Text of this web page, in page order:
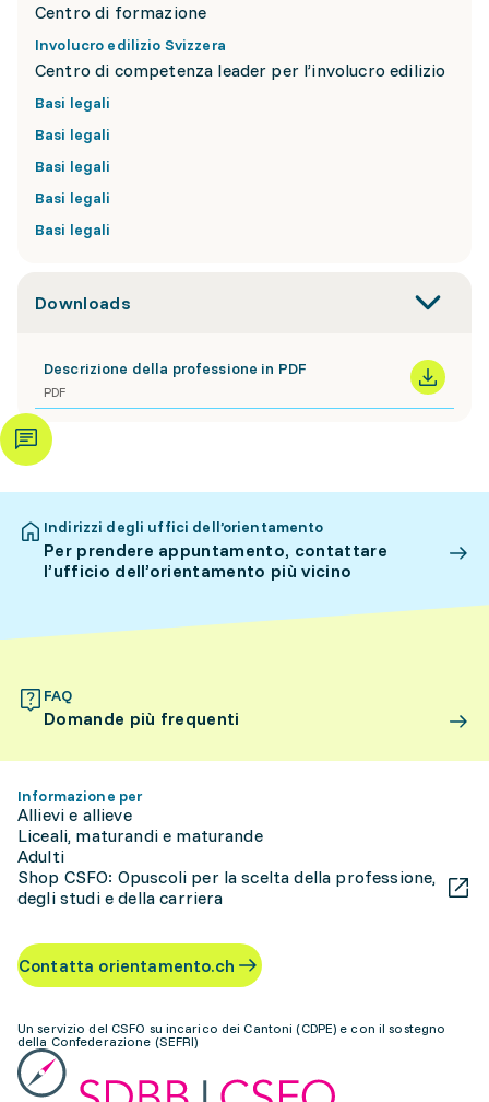
Centro di formazione
Involucro edilizio Svizzera
Centro di competenza leader per l’involucro edilizio
Basi legali
Basi legali
Basi legali
Basi legali
Basi legali
Downloads
Descrizione della professione in PDF
PDF
Indirizzi degli uffici dell’orientamento
Per prendere appuntamento, contattare
l’ufficio dell’orientamento più vicino
FAQ
Domande più frequenti
Informazione per
Allievi e allieve
Liceali, maturandi e maturande
Adulti
Shop CSFO: Opuscoli per la scelta della professione,
degli studi e della carriera
Contatta orientamento.ch
Un servizio del CSFO su incarico dei Cantoni (CDPE) e con il sostegno
della Confederazione (SEFRI)